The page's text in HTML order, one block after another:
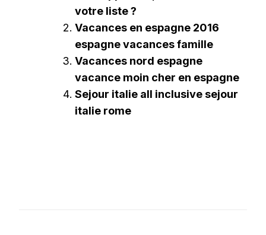
votre liste ?
Vacances en espagne 2016
espagne vacances famille
Vacances nord espagne
vacance moin cher en espagne
Sejour italie all inclusive sejour
italie rome